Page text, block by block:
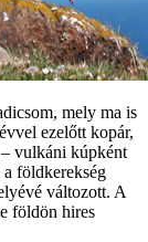
mely ma is
ezelőtt kopár,
vulkáni kúpként
a földkerekség
változott. A
földön hires